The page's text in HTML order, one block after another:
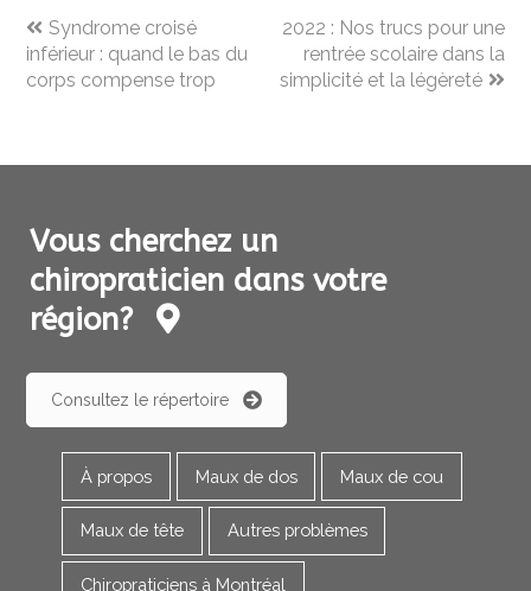
previous
post:
Syndrome croisé
inférieur : quand le bas du
corps compense trop
next
post:
2022 : Nos trucs pour une
rentrée scolaire dans la
simplicité et la légèreté
Vous cherchez un
chiropraticien dans votre
région?
Consultez le répertoire
À propos Maux de dos Maux de cou
Maux de tête Autres problèmes
Chiropraticiens à Montréal